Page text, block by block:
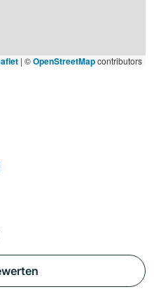
| ©OpenStreetMapcontributors